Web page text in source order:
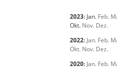
2023: Jan. Feb.
Okt. Nov. Dez.
2022: Jan. Feb.
Okt. Nov. Dez.
2020: Jan. Feb.